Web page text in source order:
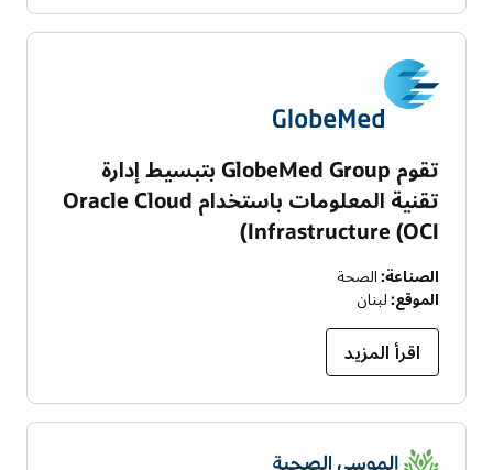
تقوم GlobeMed Group بتبسيط إدارة
تقنية المعلومات باستخدام Oracle Cloud
Infrastructure (OCI)
الصناعة: الصحة
الموقع: لبنان
اقرأ المزيد